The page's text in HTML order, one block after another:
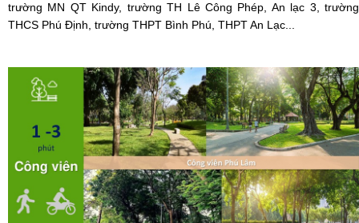
trường MN QT Kindy, trường TH Lê Công Phép, An lạc 3, trường
THCS Phú Định, trường THPT Bình Phú, THPT An Lạc...